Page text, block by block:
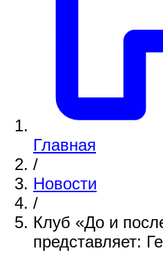
Главная
/
Новости
/
Клуб «До и
представляет: